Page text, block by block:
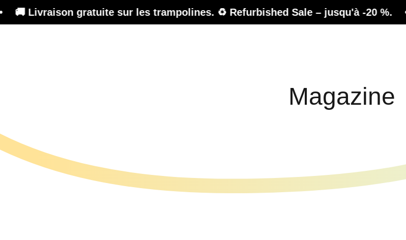
sur les trampolines. ♻️ Refurbished Sale – jusqu'à -20 %. • 🚚 Livraison
Magazine